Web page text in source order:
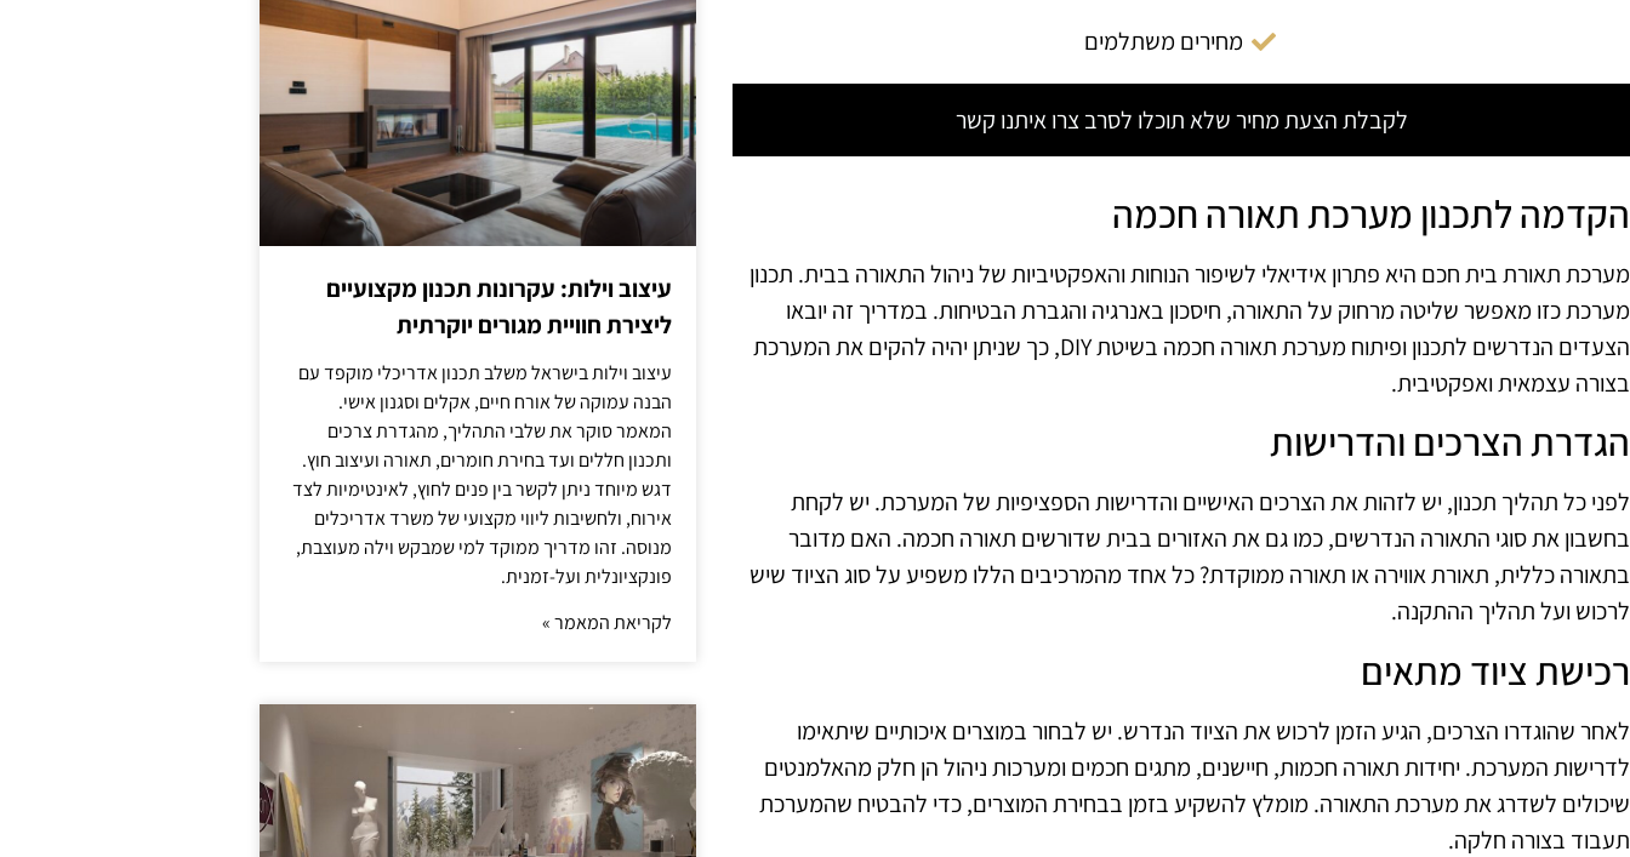
מחירים משתלמים
לקבלת הצעת מחיר שלא תוכלו לסרב צרו איתנו קשר
הקדמה לתכנון מערכת תאורה חכמה
מערכת תאורת בית חכם היא פתרון אידיאלי לשיפור הנוחות והאפקטיביות של ניהול התאורה בבית. תכנון
מערכת כזו מאפשר שליטה מרחוק על התאורה, חיסכון באנרגיה והגברת הבטיחות. במדריך זה יובאו
הצעדים הנדרשים לתכנון ופיתוח מערכת תאורה חכמה בשיטת DIY, כך שניתן יהיה להקים את המערכת
בצורה עצמאית ואפקטיבית.
הגדרת הצרכים והדרישות
לפני כל תהליך תכנון, יש לזהות את הצרכים האישיים והדרישות הספציפיות של המערכת. יש לקחת
בחשבון את סוגי התאורה הנדרשים, כמו גם את האזורים בבית שדורשים תאורה חכמה. האם מדובר
בתאורה כללית, תאורת אווירה או תאורה ממוקדת? כל אחד מהמרכיבים הללו משפיע על סוג הציוד שיש
לרכוש ועל תהליך ההתקנה.
רכישת ציוד מתאים
לאחר שהוגדרו הצרכים, הגיע הזמן לרכוש את הציוד הנדרש. יש לבחור במוצרים איכותיים שיתאימו
לדרישות המערכת. יחידות תאורה חכמות, חיישנים, מתגים חכמים ומערכות ניהול הן חלק מהאלמנטים
שיכולים לשדרג את מערכת התאורה. מומלץ להשקיע בזמן בבחירת המוצרים, כדי להבטיח שהמערכת
תעבוד בצורה חלקה.
עיצוב וילות: עקרונות תכנון מקצועיים
ליצירת חוויית מגורים יוקרתית
עיצוב וילות בישראל משלב תכנון אדריכלי מוקפד עם
הבנה עמוקה של אורח חיים, אקלים וסגנון אישי.
המאמר סוקר את שלבי התהליך, מהגדרת צרכים
ותכנון חללים ועד בחירת חומרים, תאורה ועיצוב חוץ.
דגש מיוחד ניתן לקשר בין פנים לחוץ, לאינטימיות לצד
אירוח, ולחשיבות ליווי מקצועי של משרד אדריכלים
מנוסה. זהו מדריך ממוקד למי שמבקש וילה מעוצבת,
פונקציונלית ועל-זמנית.
לקריאת המאמר »